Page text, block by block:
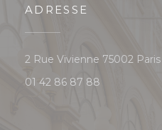
ADRESSE
2 Rue Vivienne 75002 Paris
01 42 86 87 88